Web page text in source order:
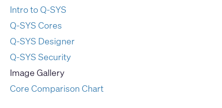
Intro to Q-SYS
Q-SYS Cores
Q-SYS Designer
Q-SYS Security
Image Gallery
Core Comparison Chart